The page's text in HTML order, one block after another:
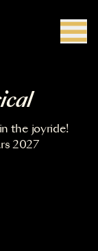
the joyride!
2027